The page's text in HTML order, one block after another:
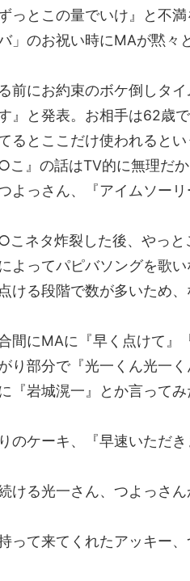
っとこの量でいけ』と不
」のお祝い時にMAが黙
前にお約束のボケ倒しタイ
』と発表。お相手は62歳
るとここだけ使われるとい
』の話はTV的に無理だ
よっさん、『アイムソー
こネタ炸裂した後、やっと
よってパピバソングを歌い
ける段階で数が多いため
間にMAに『早く点けて
り部分で『光一くん光一く
『岩城滉一』とか言って
のケーキ、『早速いただ
ける光一さん、つよっさ
って来てくれたアッキー